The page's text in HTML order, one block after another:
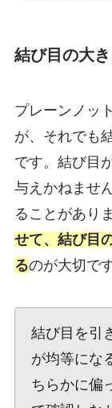
結び目の大
プレーンノッ
が、それでも
です。結び目
与えかねませ
ることがあり
せて、結び目
るのが大切です
結び目を引
が均等にな
ちらかに偏